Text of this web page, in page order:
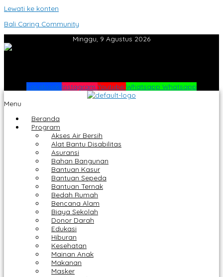
Lewati ke konten
Bali Caring Community
Minggu, 9 Agustus 2026
Facebook Instagram Youtube Whatsapp Whatsapp
Menu
Beranda
Program
Akses Air Bersih
Alat Bantu Disabilitas
Asuransi
Bahan Bangunan
Bantuan Kasur
Bantuan Sepeda
Bantuan Ternak
Bedah Rumah
Bencana Alam
Biaya Sekolah
Donor Darah
Edukasi
Hiburan
Kesehatan
Mainan Anak
Makanan
Masker